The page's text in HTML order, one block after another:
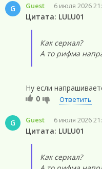
G Guest 6 июля 2026
Цитата: LULU01
Как сериал?
А то рифма
Ну если
0
Ответить
G Guest 6 июля 2026
Цитата: LULU01
Как сериал?